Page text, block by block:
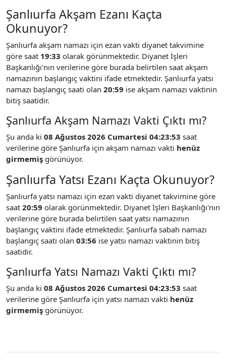
Şanlıurfa Akşam Ezanı Kaçta
Okunuyor?
Şanlıurfa akşam namazı için ezan vakti diyanet takvimine
göre saat 19:33 olarak görünmektedir. Diyanet İşleri
Başkanlığı'nın verilerine göre burada belirtilen saat akşam
namazının başlangıç vaktini ifade etmektedir. Şanlıurfa yatsı
namazı başlangıç saati olan 20:59 ise akşam namazı vaktinin
bitiş saatidir.
Şanlıurfa Akşam Namazı Vakti Çıktı mı?
Şu anda ki 08 Ağustos 2026 Cumartesi 04:23:53 saat
verilerine göre Şanlıurfa için akşam namazı vakti henüz
girmemiş görünüyor.
Şanlıurfa Yatsı Ezanı Kaçta Okunuyor?
Şanlıurfa yatsı namazı için ezan vakti diyanet takvimine göre
saat 20:59 olarak görünmektedir. Diyanet İşleri Başkanlığı'nın
verilerine göre burada belirtilen saat yatsı namazının
başlangıç vaktini ifade etmektedir. Şanlıurfa sabah namazı
başlangıç saati olan 03:56 ise yatsı namazı vaktinin bitiş
saatidir.
Şanlıurfa Yatsı Namazı Vakti Çıktı mı?
Şu anda ki 08 Ağustos 2026 Cumartesi 04:23:53 saat
verilerine göre Şanlıurfa için yatsı namazı vakti henüz
girmemiş görünüyor.